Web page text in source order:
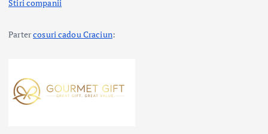
Stiri companii
Partercosuri cadou Craciun: